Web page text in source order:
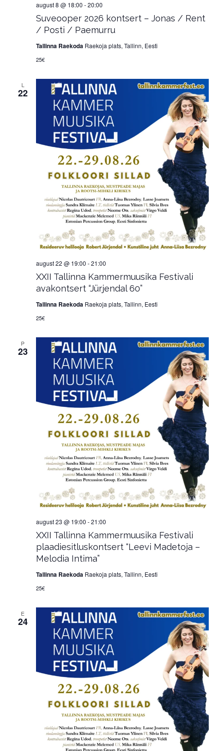
Suveooper 2026 kontsert – Jonas / Rent
/ Posti / Paemurru
august 8 @ 18:00 -20:00
Tallinna Raekoda Raekoja plats, Tallinn, Eesti
25€
L
22
XXII Tallinna Kammermuusika Festivali
avakontsert “Jürjendal 60”
august 22 @ 19:00 -21:00
Tallinna Raekoda Raekoja plats, Tallinn, Eesti
25€
P
23
XXII Tallinna Kammermuusika Festivali
plaadiesitluskontsert “Leevi Madetoja –
Melodia Intima”
august 23 @ 19:00 -21:00
Tallinna Raekoda Raekoja plats, Tallinn, Eesti
25€
E
24